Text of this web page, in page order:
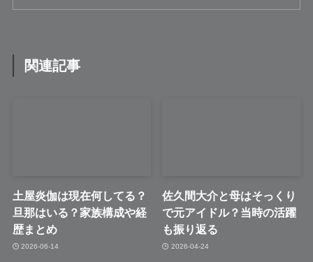
関連記事
土屋炎伽は現在何してる？
旦那はいる？家族構成や経
歴まとめ
2026-06-14
佐久間大介と母はそっくり
で元アイドル？当時の活躍
も振り返る
2026-04-24